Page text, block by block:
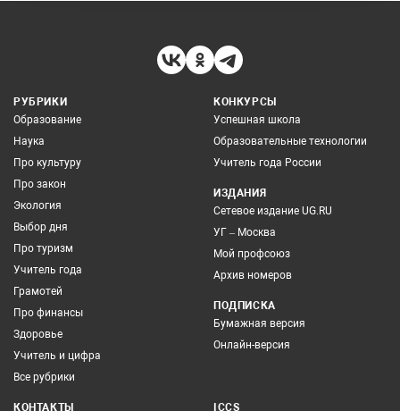
РУБРИКИ
Образование
Наука
Про культуру
Про закон
Экология
Выбор дня
Про туризм
Учитель года
Грамотей
Про финансы
Здоровье
Учитель и цифра
Все рубрики
КОНКУРСЫ
Успешная школа
Образовательные технологии
Учитель года России
ИЗДАНИЯ
Сетевое издание UG.RU
УГ – Москва
Мой профсоюз
Архив номеров
ПОДПИСКА
Бумажная версия
Онлайн-версия
КОНТАКТЫ
ICCS